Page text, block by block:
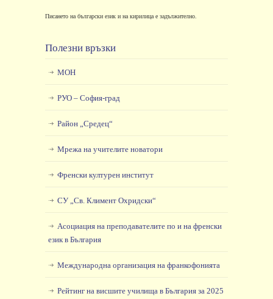
Писането на български език и на кирилица е задължително.
Полезни връзки
МОН
РУО – София-град
Район „Средец“
Мрежа на учителите новатори
Френски културен институт
СУ „Св. Климент Охридски“
Асоциация на преподавателите по и на френски
език в България
Международна организация на франкофонията
Рейтинг на висшите училища в България за 2025